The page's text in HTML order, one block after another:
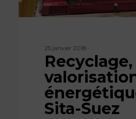
25 janvier 2018
Recyclage,
Sita-Suez